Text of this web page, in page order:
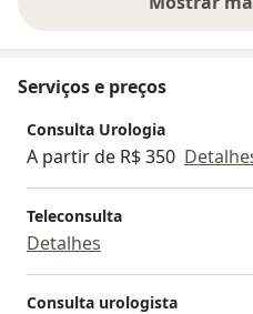
Serviços e preços
Consulta Urologia
A partir de R$ 350
Teleconsulta
Detalhes
Consulta urologista